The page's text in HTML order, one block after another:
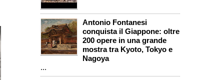
Antonio Fontanesi
conquista il Giappone: oltre
200 opere in una grande
mostra tra Kyoto, Tokyo e
Nagoya
...